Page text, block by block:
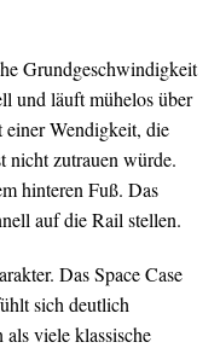
Grundgeschwindigkeit
und läuft mühelos über
einer Wendigkeit, die
nicht zutrauen würde.
hinteren Fuß. Das
auf die Rail stellen.
Das Space Case
sich deutlich
viele klassische